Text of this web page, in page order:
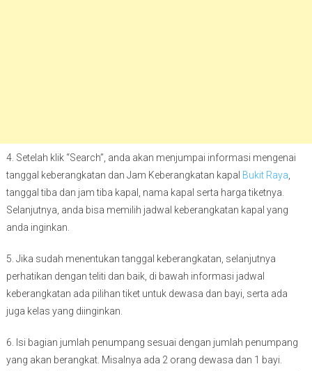
4. Setelah klik “Search”, anda akan menjumpai informasi mengenai
tanggal keberangkatan dan Jam Keberangkatan kapal Bukit Raya,
tanggal tiba dan jam tiba kapal, nama kapal serta harga tiketnya.
Selanjutnya, anda bisa memilih jadwal keberangkatan kapal yang
anda inginkan.
5. Jika sudah menentukan tanggal keberangkatan, selanjutnya
perhatikan dengan teliti dan baik, di bawah informasi jadwal
keberangkatan ada pilihan tiket untuk dewasa dan bayi, serta ada
juga kelas yang diinginkan.
6. Isi bagian jumlah penumpang sesuai dengan jumlah penumpang
yang akan berangkat. Misalnya ada 2 orang dewasa dan 1 bayi.